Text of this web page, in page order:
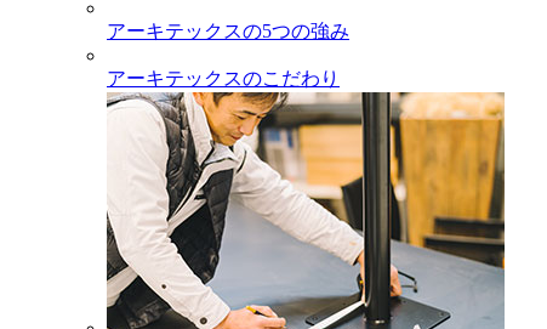
アーキテックスの5つの強み
アーキテックスのこだわり